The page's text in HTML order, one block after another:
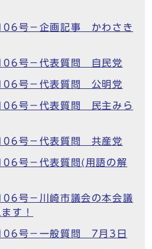
号－企画記事 かわさき
号－代表質問 自民党
号－代表質問 公明党
号－代表質問 民主みら
号－代表質問 共産党
号－代表質問(用語の解
号－川崎市議会の本会議
す！
号－一般質問 7月3日